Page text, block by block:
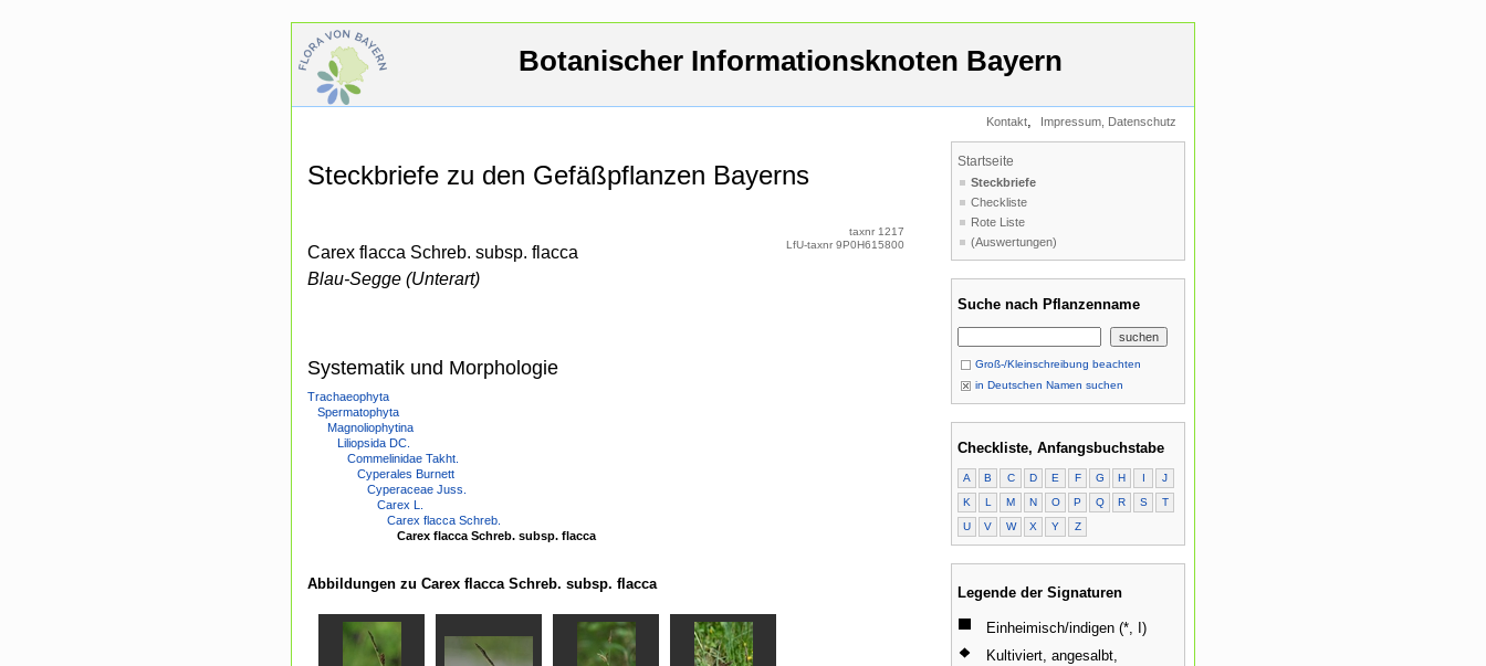
Botanischer Informationsknoten Bayern
Kontakt, Impressum, Datenschutz
Steckbriefe zu den Gefäßpflanzen Bayerns
Carex flacca Schreb. subsp. flacca
Blau-Segge (Unterart)
taxnr 1217
LfU-taxnr 9P0H615800
Systematik und Morphologie
Trachaeophyta
Spermatophyta
Magnoliophytina
Liliopsida DC.
Commelinidae Takht.
Cyperales Burnett
Cyperaceae Juss.
Carex L.
Carex flacca Schreb.
Carex flacca Schreb. subsp. flacca
Abbildungen zu Carex flacca Schreb. subsp. flacca
Startseite
Steckbriefe
Checkliste
Rote Liste
(Auswertungen)
Suche nach Pflanzenname
Groß-/Kleinschreibung beachten
in Deutschen Namen suchen
Checkliste, Anfangsbuchstabe
A B C D E F G H I
J
K
L M N O P Q R S
T
U
V W X Y Z
Legende der Signaturen
Einheimisch/indigen (*, I)
Kultiviert, angesalbt,